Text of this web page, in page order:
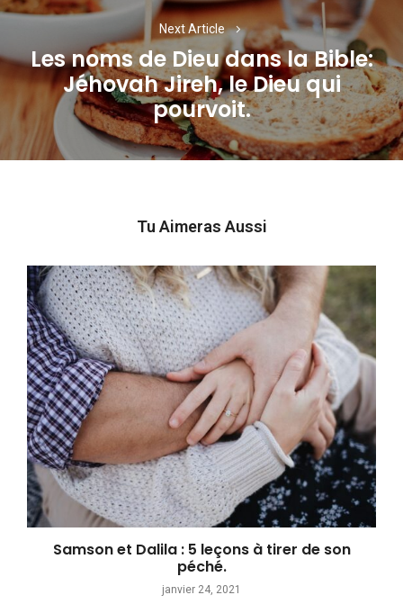
Next Article
Next
post:
Les noms de Dieu dans la Bible:
Jéhovah Jireh, le Dieu qui
pourvoit.
Tu Aimeras Aussi
Samson et Dalila : 5 leçons à tirer de son
péché.
janvier 24, 2021